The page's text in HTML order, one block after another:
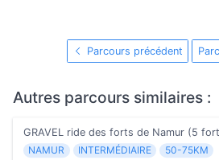
Parcours précédent
Autres parcours similaires :
GRAVEL ride des forts de Namur (5
NAMUR
INTERMÉDIAIRE
50-75KM